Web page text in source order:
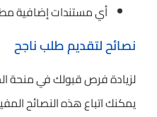
أي مستندات إضافية
نصائح لتقديم طلب ناجح
لزيادة فرص قبولك في منحة
يمكنك اتباع هذه النصائح